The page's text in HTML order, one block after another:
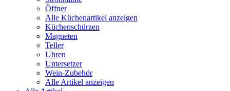
Öffner
Alle Küchenartikel anzeigen
Küchenschürzen
Magneten
Teller
Uhren
Untersetzer
Wein-Zubehör
Alle Artikel anzeigen